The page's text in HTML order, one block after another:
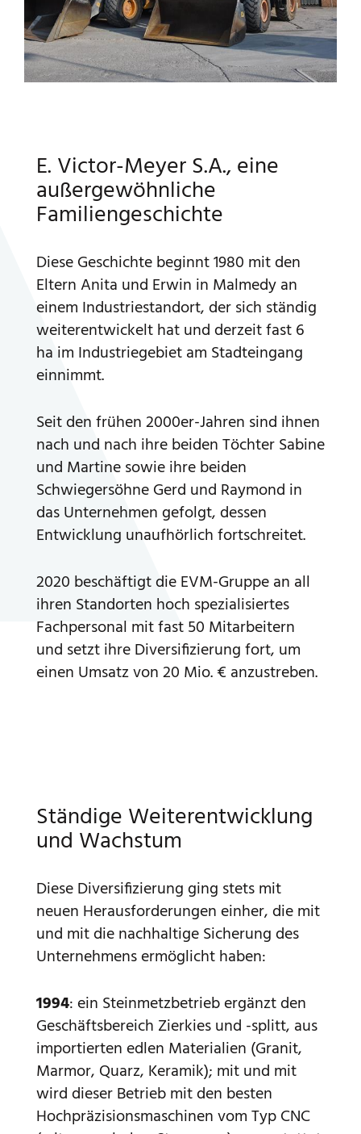
E. Victor-Meyer S.A., eine
außergewöhnliche
Familiengeschichte
Diese Geschichte beginnt 1980 mit den
Eltern Anita und Erwin in Malmedy an
einem Industriestandort, der sich ständig
weiterentwickelt hat und derzeit fast 6
ha im Industriegebiet am Stadteingang
einnimmt.
Seit den frühen 2000er-Jahren sind ihnen
nach und nach ihre beiden Töchter Sabine
und Martine sowie ihre beiden
Schwiegersöhne Gerd und Raymond in
das Unternehmen gefolgt, dessen
Entwicklung unaufhörlich fortschreitet.
2020 beschäftigt die EVM-Gruppe an all
ihren Standorten hoch spezialisiertes
Fachpersonal mit fast 50 Mitarbeitern
und setzt ihre Diversifizierung fort, um
einen Umsatz von 20 Mio. € anzustreben.
Ständige Weiterentwicklung
und Wachstum
Diese Diversifizierung ging stets mit
neuen Herausforderungen einher, die mit
und mit die nachhaltige Sicherung des
Unternehmens ermöglicht haben:
1994: ein Steinmetzbetrieb ergänzt den
Geschäftsbereich Zierkies und -splitt, aus
importierten edlen Materialien (Granit,
Marmor, Quarz, Keramik); mit und mit
wird dieser Betrieb mit den besten
Hochpräzisionsmaschinen vom Typ CNC